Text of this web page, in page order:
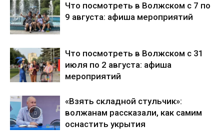
Что посмотреть в Волжском с 7 по
9 августа: афиша мероприятий
Что посмотреть в Волжском с 31
июля по 2 августа: афиша
мероприятий
«Взять складной стульчик»:
волжанам рассказали, как самим
оснастить укрытия